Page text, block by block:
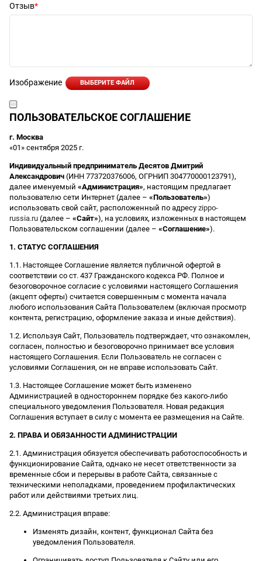
Отзыв
Изображение ВЫБЕРИТЕ ФАЙЛ
ПОЛЬЗОВАТЕЛЬСКОЕ СОГЛАШЕНИЕ
г. Москва
«01» сентября 2025 г.
Индивидуальный предприниматель Десятов Дмитрий
Александрович (ИНН 773720376006, ОГРНИП 304770000123791),
далее именуемый «Администрация», настоящим предлагает
пользователю сети Интернет (далее – «Пользователь»)
использовать свой сайт, расположенный по адресу zippo-
russia.ru (далее – «Сайт»), на условиях, изложенных в настоящем
Пользовательском соглашении (далее – «Соглашение»).
1. СТАТУС СОГЛАШЕНИЯ
1.1. Настоящее Соглашение является публичной офертой в
соответствии со ст. 437 Гражданского кодекса РФ. Полное и
безоговорочное согласие с условиями настоящего Соглашения
(акцепт оферты) считается совершенным с момента начала
любого использования Сайта Пользователем (включая просмотр
контента, регистрацию, оформление заказа и иные действия).
1.2. Используя Сайт, Пользователь подтверждает, что ознакомлен,
согласен, полностью и безоговорочно принимает все условия
настоящего Соглашения. Если Пользователь не согласен с
условиями Соглашения, он не вправе использовать Сайт.
1.3. Настоящее Соглашение может быть изменено
Администрацией в одностороннем порядке без какого-либо
специального уведомления Пользователя. Новая редакция
Соглашения вступает в силу с момента ее размещения на Сайте.
2. ПРАВА И ОБЯЗАННОСТИ АДМИНИСТРАЦИИ
2.1. Администрация обязуется обеспечивать работоспособность и
функционирование Сайта, однако не несет ответственности за
временные сбои и перерывы в работе Сайта, связанные с
техническими неполадками, проведением профилактических
работ или действиями третьих лиц.
2.2. Администрация вправе:
Изменять дизайн, контент, функционал Сайта без
уведомления Пользователя.